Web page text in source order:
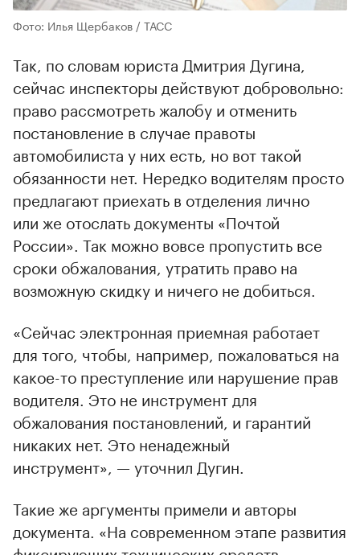
Фото: Илья Щербаков / ТАСС
Так, по словам юриста Дмитрия Дугина,
сейчас инспекторы действуют добровольно:
право рассмотреть жалобу и отменить
постановление в случае правоты
автомобилиста у них есть, но вот такой
обязанности нет. Нередко водителям просто
предлагают приехать в отделения лично
или же отослать документы «Почтой
России». Так можно вовсе пропустить все
сроки обжалования, утратить право на
возможную скидку и ничего не добиться.
«Сейчас электронная приемная работает
для того, чтобы, например, пожаловаться на
какое-то преступление или нарушение прав
водителя. Это не инструмент для
обжалования постановлений, и гарантий
никаких нет. Это ненадежный
инструмент», — уточнил Дугин.
Такие же аргументы примели и авторы
документа. «На современном этапе развития